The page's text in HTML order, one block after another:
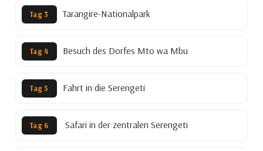
Tag 3 Tarangire-Nationalpark
Tag 4 Besuch des Dorfes Mto wa Mbu
Tag 5 Fahrt in die Serengeti
Tag 6 Safari in der zentralen Serengeti